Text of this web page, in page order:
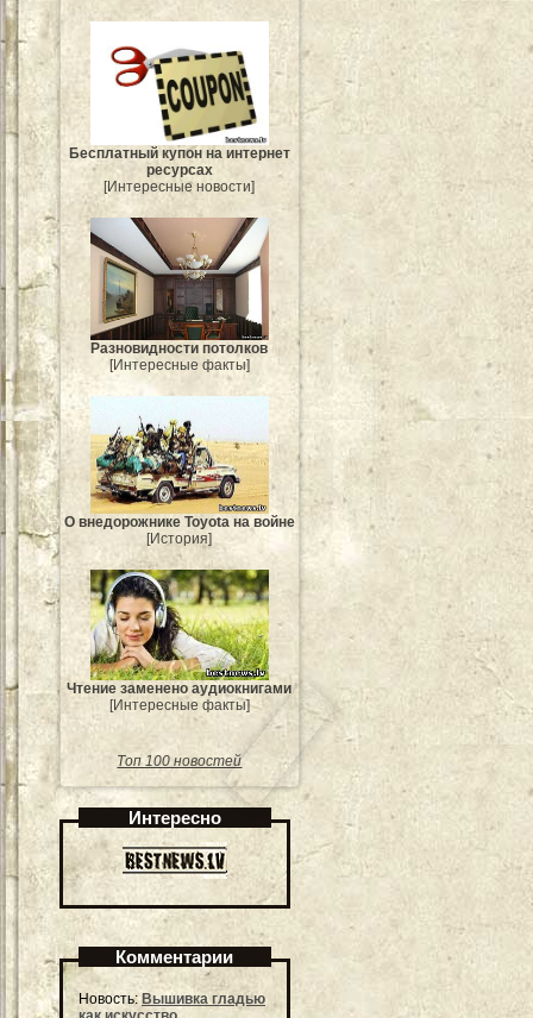
Бесплатный купон на интернет
ресурсах
[Интересные новости]
Разновидности потолков
[Интересные факты]
О внедорожнике Toyota на войне
[История]
Чтение заменено аудиокнигами
[Интересные факты]
Топ 100 новостей
Интересно
Комментарии
Новость: Вышивка гладью